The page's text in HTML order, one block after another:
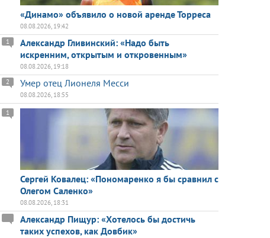
«Динамо» объявило о новой аренде Торреса
08.08.2026, 19:42
Александр Гливинский: «Надо быть
искренним, открытым и откровенным»
1
08.08.2026, 19:18
Умер отец Лионеля Месси
2
08.08.2026, 18:55
Сергей Ковалец: «Пономаренко я бы сравнил с
Олегом Саленко»
1
08.08.2026, 18:31
Александр Пищур: «Хотелось бы достичь
таких успехов, как Довбик»